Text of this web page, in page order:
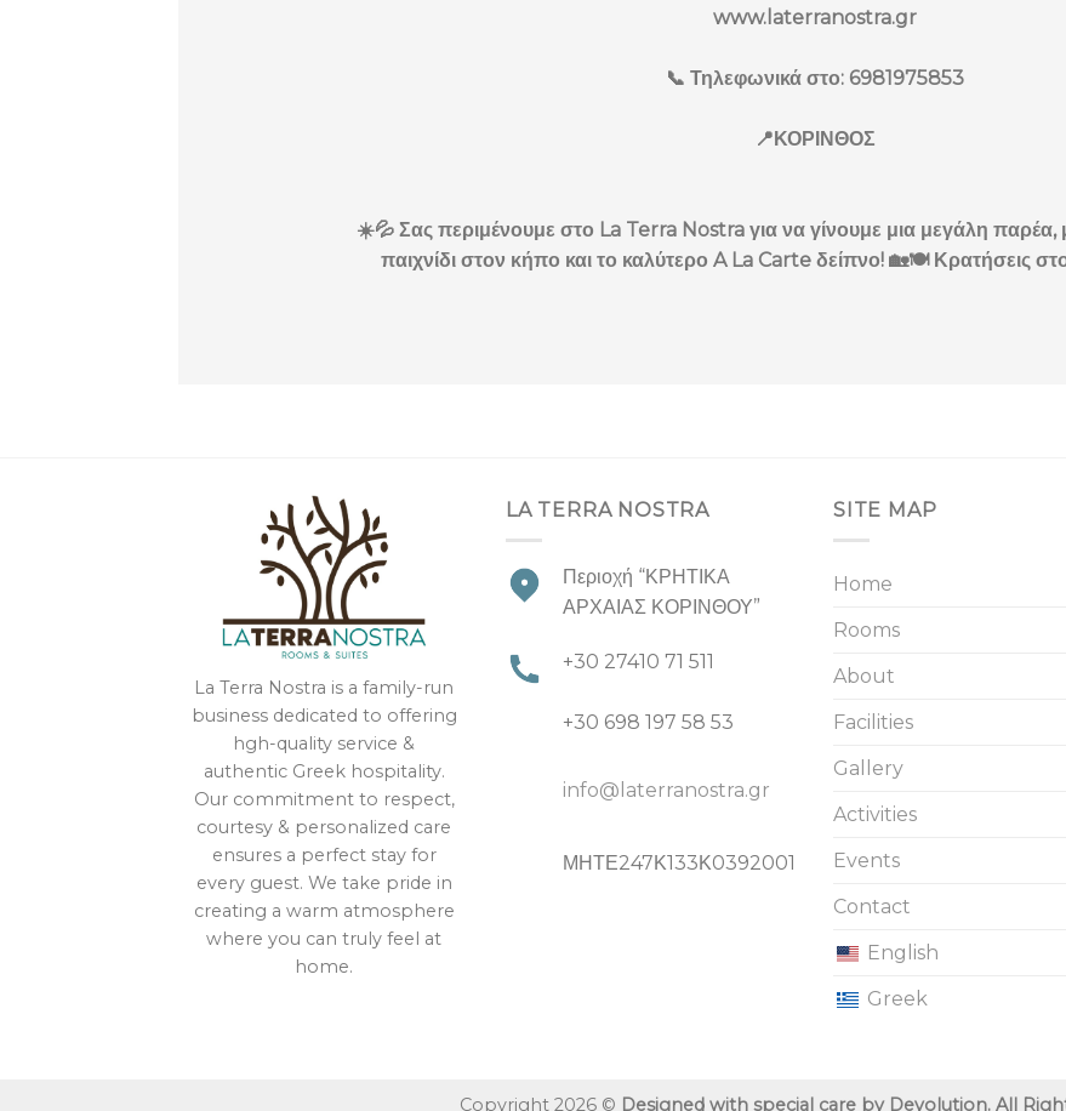
www.laterranostra.gr
📞 Τηλεφωνικά στο: 6981975853
📍ΚΟΡΙΝΘΟΣ
☀️💦 Σας περιμένουμε στο La Terra Nostra για να γίνουμε μια μεγάλη παρέα,
παιχνίδι στον κήπο και το καλύτερο A La Carte δείπνο! 🏡🍽️ Κρατήσεις
La Terra Nostra is a family-run
business dedicated to offering
hgh-quality service &
authentic Greek hospitality.
Our commitment to respect,
courtesy & personalized care
ensures a perfect stay for
every guest. We take pride in
creating a warm atmosphere
where you can truly feel at
home.
LA TERRA NOSTRA
Περιοχή “ΚΡΗΤΙΚΑ
ΑΡΧΑΙΑΣ ΚΟΡΙΝΘΟΥ”
+30 27410 71 511
+30 698 197 58 53
info@laterranostra.gr
ΜΗΤΕ247Κ133Κ0392001
SITE MAP
Home
Rooms
About
Facilities
Gallery
Activities
Events
Contact
English
Greek
Copyright 2026 © Designed with special care by Devolution. All